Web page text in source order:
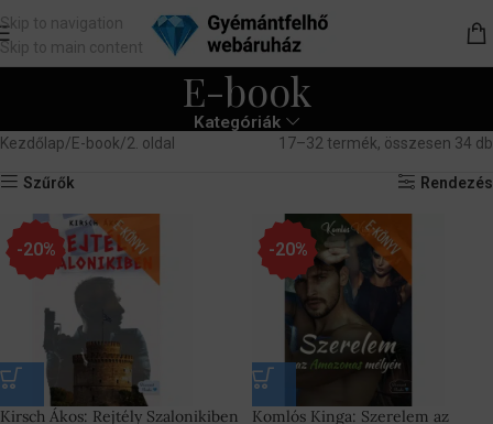
Skip to navigation
Skip to main content
E-book
Kategóriák
Kezdőlap E-book 2. oldal 17–32 termék, összesen 34 db
Szűrők Rendezés
-20%
Kirsch Ákos: Rejtély Szalonikiben
-20%
Komlós Kinga: Szerelem az